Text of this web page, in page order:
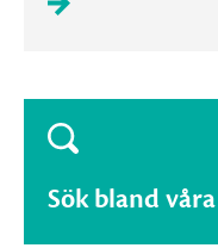
Sök bland våra